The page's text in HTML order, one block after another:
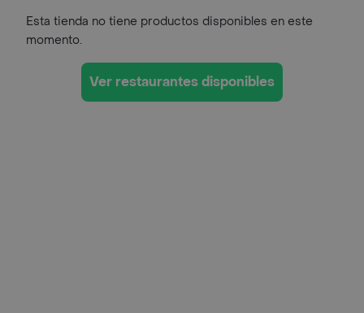
Esta tienda no tiene productos disponibles en este
momento.
Ver restaurantes disponibles